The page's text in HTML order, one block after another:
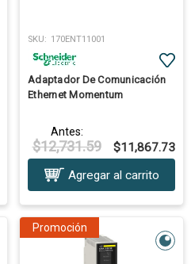
SKU: 170ENT11001
Adaptador De Comunicación
Ethernet Momentum
Antes:
$12,731.59
$11,867.73
Agregar al carrito
Promoción